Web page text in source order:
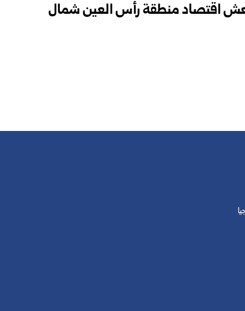
اقتصاد منطقة رأس العين شمال